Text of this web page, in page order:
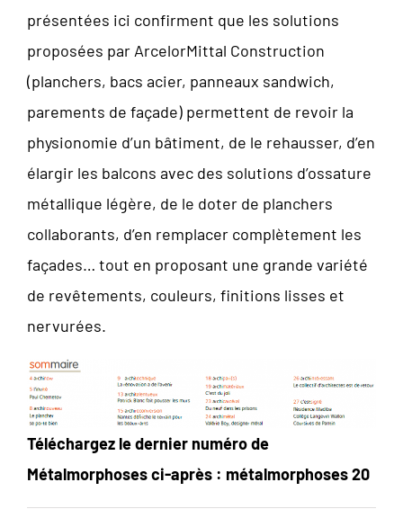
présentées ici confirment que les solutions
proposées par ArcelorMittal Construction
(planchers, bacs acier, panneaux sandwich,
parements de façade) permettent de revoir la
physionomie d’un bâtiment, de le rehausser, d’en
élargir les balcons avec des solutions d’ossature
métallique légère, de le doter de planchers
collaborants, d’en remplacer complètement les
façades… tout en proposant une grande variété
de revêtements, couleurs, finitions lisses et
nervurées.
Téléchargez le dernier numéro de
Métalmorphoses ci-après : métalmorphoses 20